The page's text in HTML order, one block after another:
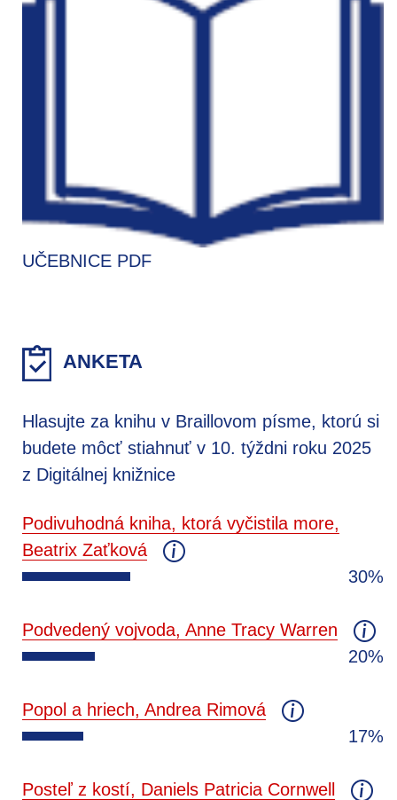
UČEBNICE PDF
ANKETA
Hlasujte za knihu v Braillovom písme, ktorú si
budete môcť stiahnuť v 10. týždni roku 2025
z Digitálnej knižnice
Podivuhodná kniha, ktorá vyčistila more,
Beatrix Zaťková
30%
Podvedený vojvoda, Anne Tracy Warren
20%
Popol a hriech, Andrea Rimová
17%
Posteľ z kostí, Daniels Patricia Cornwell